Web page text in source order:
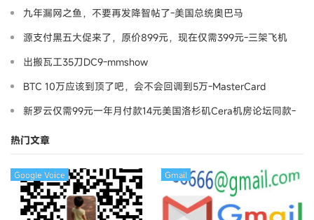
九年漏网之鱼，不要再发降智帖了-美国总统奥巴马
源支付黑五大促来了，原价899元，现在仅需399元-三架飞机
出搬瓦工35刀DC9-mmshow
BTC 10万应该到顶了吧，会不会回调到5万-MasterCard
新罗云仅需99元一年月付款14元美国洛杉矶Cera机房论坛同款-
热门文章
Google Voice Gmail